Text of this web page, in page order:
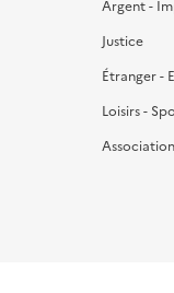
Argent -
Justice
Étranger -
Loisirs -